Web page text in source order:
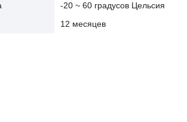
-20 ~ 60 градусов Цельсия
12 месяцев